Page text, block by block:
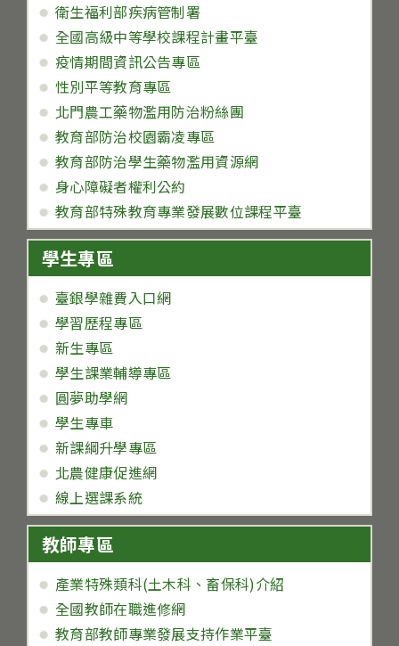
衛生福利部疾病管制署
全國高級中等學校課程計畫平臺
疫情期間資訊公告專區
性別平等教育專區
北門農工藥物濫用防治粉絲團
教育部防治校園霸凌專區
教育部防治學生藥物濫用資源網
身心障礙者權利公約
教育部特殊教育專業發展數位課程平臺
學生專區
臺銀學雜費入口網
學習歷程專區
新生專區
學生課業輔導專區
圓夢助學網
學生專車
新課綱升學專區
北農健康促進網
線上選課系統
教師專區
產業特殊類科(土木科、畜保科)介紹
全國教師在職進修網
教育部教師專業發展支持作業平臺